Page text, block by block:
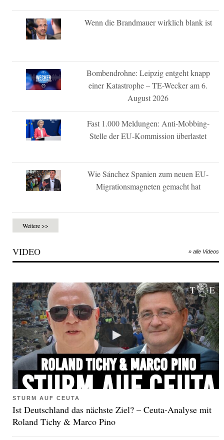
Wenn die Brandmauer wirklich blank ist
Bombendrohne: Leipzig entgeht knapp
einer Katastrophe – TE-Wecker am 6.
August 2026
Fast 1.000 Meldungen: Anti-Mobbing-
Stelle der EU-Kommission überlastet
Wie Sánchez Spanien zum neuen EU-
Migrationsmagneten gemacht hat
Weitere >>
VIDEO » alle Videos
STURM AUF CEUTA
Ist Deutschland das nächste Ziel? – Ceuta-Analyse mit
Roland Tichy & Marco Pino